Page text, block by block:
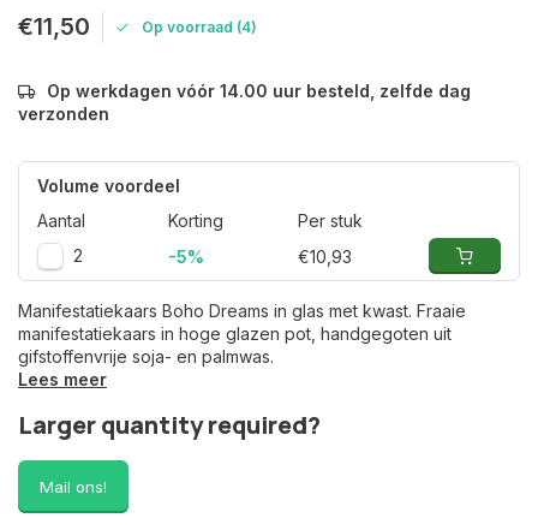
€11,50 Op voorraad (4)
Op werkdagen vóór 14.00 uur besteld, zelfde dag
verzonden
Volume voordeel
Aantal
Korting
Per stuk
2
-5% €10,93
Manifestatiekaars Boho Dreams in glas met kwast. Fraaie
manifestatiekaars in hoge glazen pot, handgegoten uit
gifstoffenvrije soja- en palmwas.
Lees meer
Larger quantity required?
Mail ons!